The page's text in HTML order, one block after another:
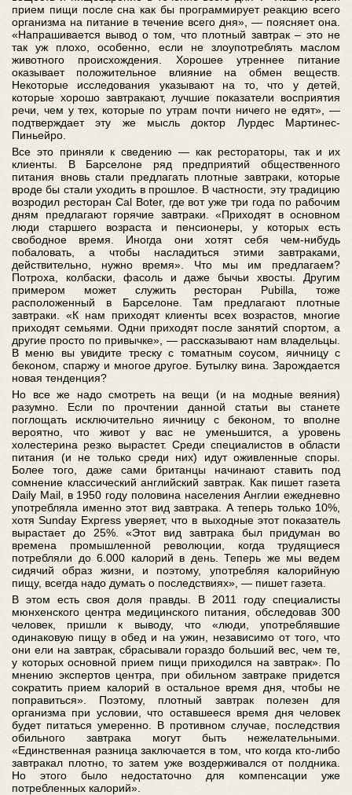
прием пищи после сна как бы программирует реакцию всего
организма на питание в течение всего дня», — поясняет она.
«Напрашивается вывод о том, что плотный завтрак – это не
так уж плохо, особенно, если не злоупотреблять маслом
животного происхождения. Хорошее утреннее питание
оказывает положительное влияние на обмен веществ.
Некоторые исследования указывают на то, что у детей,
которые хорошо завтракают, лучшие показатели восприятия
речи, чем у тех, которые по утрам почти ничего не едят», —
подтверждает эту же мысль доктор Лурдес Мартинес-
Пиньейро.
Все это приняли к сведению — как рестораторы, так и их
клиенты. В Барселоне ряд предприятий общественного
питания вновь стали предлагать плотные завтраки, которые
вроде бы стали уходить в прошлое. В частности, эту традицию
возродил ресторан Cal Boter, где вот уже три года по рабочим
дням предлагают горячие завтраки. «Приходят в основном
люди старшего возраста и пенсионеры, у которых есть
свободное время. Иногда они хотят себя чем-нибудь
побаловать, а чтобы насладиться этими завтраками,
действительно, нужно время». Что мы им предлагаем?
Потроха, колбаски, фасоль и даже бычьи хвосты. Другим
примером может служить ресторан Pubilla, тоже
расположенный в Барселоне. Там предлагают плотные
завтраки. «К нам приходят клиенты всех возрастов, многие
приходят семьями. Одни приходят после занятий спортом, а
другие просто по привычке», — рассказывают нам владельцы.
В меню вы увидите треску с томатным соусом, яичницу с
беконом, спаржу и многое другое. Бутылку вина. Зарождается
новая тенденция?
Но все же надо смотреть на вещи (и на модные веяния)
разумно. Если по прочтении данной статьи вы станете
поглощать исключительно яичницу с беконом, то вполне
вероятно, что живот у вас не уменьшится, а уровень
холестерина резко вырастет. Среди специалистов в области
питания (и не только среди них) идут оживленные споры.
Более того, даже сами британцы начинают ставить под
сомнение классический английский завтрак. Как пишет газета
Daily Mail, в 1950 году половина населения Англии ежедневно
употребляла именно этот вид завтрака. А теперь только 10%,
хотя Sunday Express уверяет, что в выходные этот показатель
вырастает до 25%. «Этот вид завтрака был придуман во
времена промышленной революции, когда трудящиеся
потребляли до 6.000 калорий в день. Теперь же мы ведем
сидячий образ жизни, и поэтому, употребляя калорийную
пищу, всегда надо думать о последствиях», — пишет газета.
В этом есть своя доля правды. В 2011 году специалисты
мюнхенского центра медицинского питания, обследовав 300
человек, пришли к выводу, что «люди, употреблявшие
одинаковую пищу в обед и на ужин, независимо от того, что
они ели на завтрак, сбрасывали гораздо больший вес, чем те,
у которых основной прием пищи приходился на завтрак». По
мнению экспертов центра, при обильном завтраке придется
сократить прием калорий в остальное время дня, чтобы не
поправиться». Поэтому, плотный завтрак полезен для
организма при условии, что оставшееся время дня человек
будет питаться умеренно. В противном случае, последствия
обильного завтрака могут быть нежелательными.
«Единственная разница заключается в том, что когда кто-либо
завтракал плотно, то затем уже воздерживался от полдника.
Но этого было недостаточно для компенсации уже
потребленных калорий».